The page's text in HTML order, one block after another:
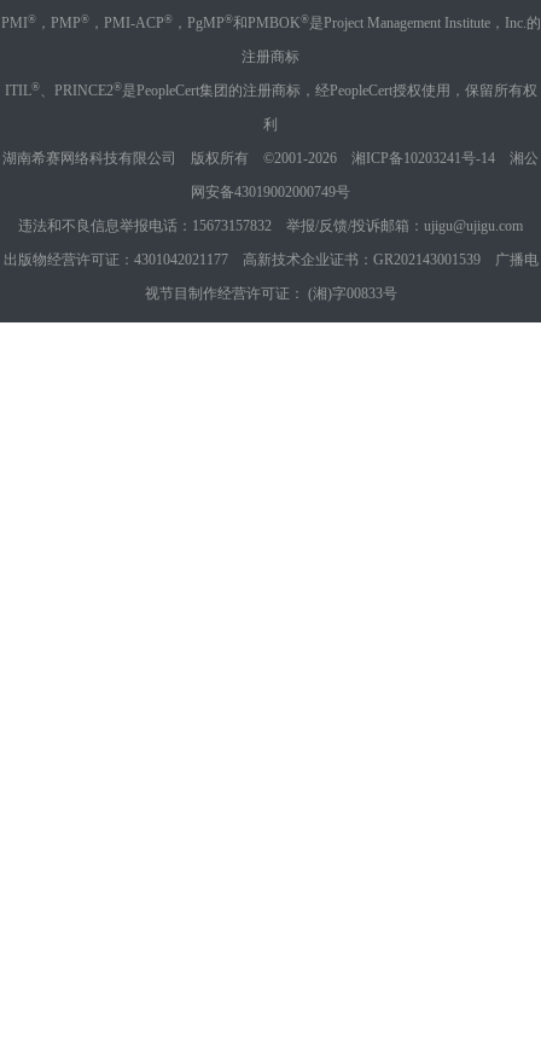
PMI ®，PMP®，PMI-ACP®，PgMP®和PMBOK®是Project Management Institute，Inc.的
注册商标
ITIL®、PRINCE2®是PeopleCert集团的注册商标，经PeopleCert授权使用，保留所有权
利
湖南希赛网络科技有限公司 版权所有 ©2001-2026 湘ICP备10203241号-14
湘公
网安备43019002000749号
违法和不良信息举报电话：15673157832 举报/反馈/投诉邮箱：ujigu@ujigu.com
出版物经营许可证：4301042021177 高新技术企业证书：GR202143001539 广播电
视节目制作经营许可证： (湘)字00833号